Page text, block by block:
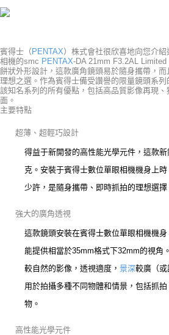
賓得士（ PENTAX）株式會社很欣喜地向您介
相機的smc PENTAX-DA 21mm F3.2AL
餅狀外形設計，這款廣角鏡頭易於隨身攜帶，
理想之選。作為賓得士備受讚譽的限量鏡頭系
該知名系列的所有優點，包括高品質影像再現
面。
主要特點
超薄、超輕巧設計
得益于新開發的高性能光學元件，這款
克。安裝于賓得士數位單眼相機機身上
少許，是隨身攜帶、即時抓拍的理想選擇
強大的廣角透視
這款鏡頭安裝在賓得士數位單眼相機機身
能提供相當於35mm格式下32mm的視角
較自然的影像，透視適度， 景深較廣（
用於拍攝多種不同物體和情景，包括抓
物。
高性能光學元件